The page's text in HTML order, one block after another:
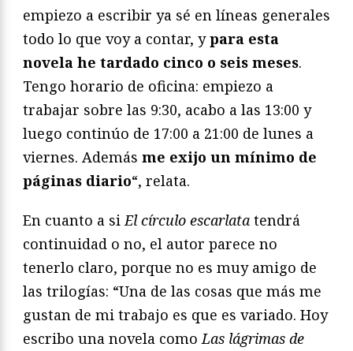
empiezo a escribir ya sé en líneas generales
todo lo que voy a contar, ypara esta
novela he tardado cinco o seis meses.
Tengo horario de oficina: empiezo a
trabajar sobre las 9:30, acabo a las 13:00 y
luego continúo de 17:00 a 21:00 de lunes a
viernes. Además me exijo un mínimo de
páginas diario“, relata.
En cuanto a si El círculo escarlata tendrá
continuidad o no, el autor parece no
tenerlo claro, porque no es muy amigo de
las trilogías: “Una de las cosas que más me
gustan de mi trabajo es que es variado. Hoy
escribo una novela como Las lágrimas de